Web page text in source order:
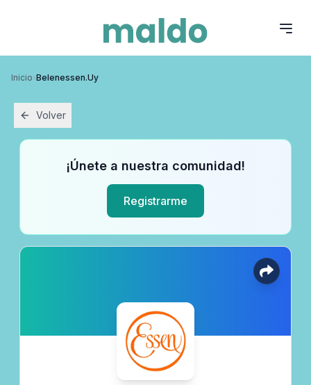
Inicio›Belenessen.uy
Volver
¡Únete a nuestra comunidad!
Registrarme